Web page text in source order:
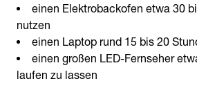
einen Elektrobackofen etwa 30
nutzen
einen Laptop rund 15 bis 20
einen großen LED-Fernseher
laufen zu lassen